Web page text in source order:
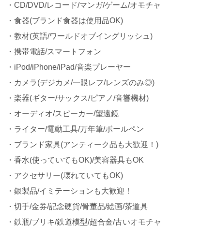
・CD/DVD/レコード/マンガ/ゲーム/オモチャ
・食器(ブランド食器は使用品OK)
・教材(英語/ワールドオブイングリッシュ)
・携帯電話/スマートフォン
・iPod/iPhone/iPad/音楽プレーヤー
・カメラ(デジカメ/一眼レフ/レンズのみ◎)
・楽器(ギター/サックス/ピアノ/音響機材)
・オーディオ/スピーカー/望遠鏡
・ライター/電動工具/万年筆/ボールペン
・ブランド家具(アンティーク品も大歓迎！)
・香水(使っていてもOK)/美容器具もOK
・アクセサリー(壊れていてもOK)
・銀製品/イミテーションも大歓迎！
・切手/金券/記念硬貨/骨董品/絵画/茶道具
・鉄瓶/ブリキ/鉄道模型/超合金/古いオモチャ